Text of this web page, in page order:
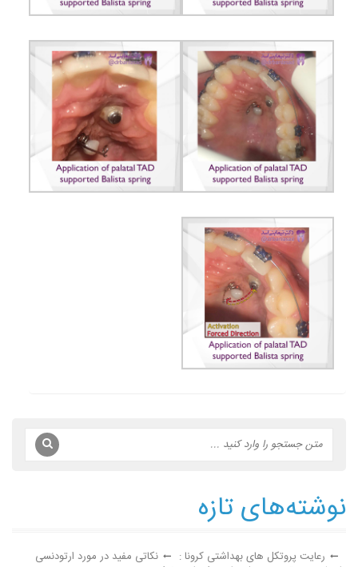
نوشته‌های تازه
رعایت پروتکل های بهداشتی کرونا :
نکاتی مفید در مورد ارتودنسی